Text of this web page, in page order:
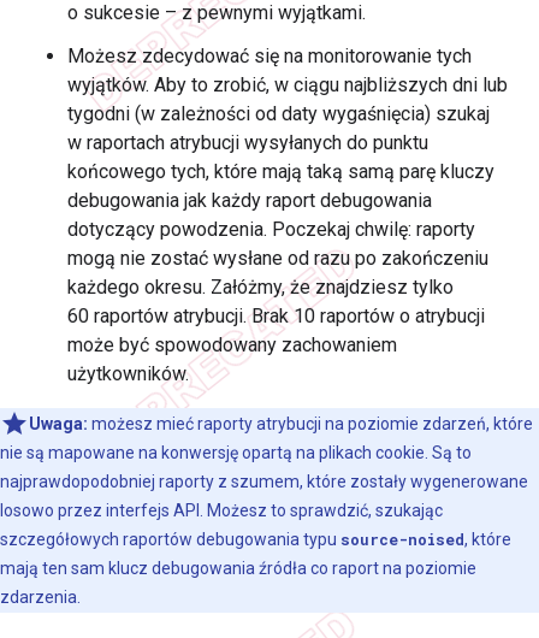
o sukcesie – z pewnymi wyjątkami.
Możesz zdecydować się na monitorowanie tych
wyjątków. Aby to zrobić, w ciągu najbliższych dni lub
tygodni (w zależności od daty wygaśnięcia) szukaj
w raportach atrybucji wysyłanych do punktu
końcowego tych, które mają taką samą parę kluczy
debugowania jak każdy raport debugowania
dotyczący powodzenia. Poczekaj chwilę: raporty
mogą nie zostać wysłane od razu po zakończeniu
każdego okresu. Załóżmy, że znajdziesz tylko
60 raportów atrybucji. Brak 10 raportów o atrybucji
może być spowodowany zachowaniem
użytkowników.
Uwaga: możesz mieć raporty atrybucji na poziomie zdarzeń, które
nie są mapowane na konwersję opartą na plikach cookie. Są to
najprawdopodobniej raporty z szumem, które zostały wygenerowane
losowo przez interfejs API. Możesz to sprawdzić, szukając
szczegółowych raportów debugowania typu source-noised, które
mają ten sam klucz debugowania źródła co raport na poziomie
zdarzenia.